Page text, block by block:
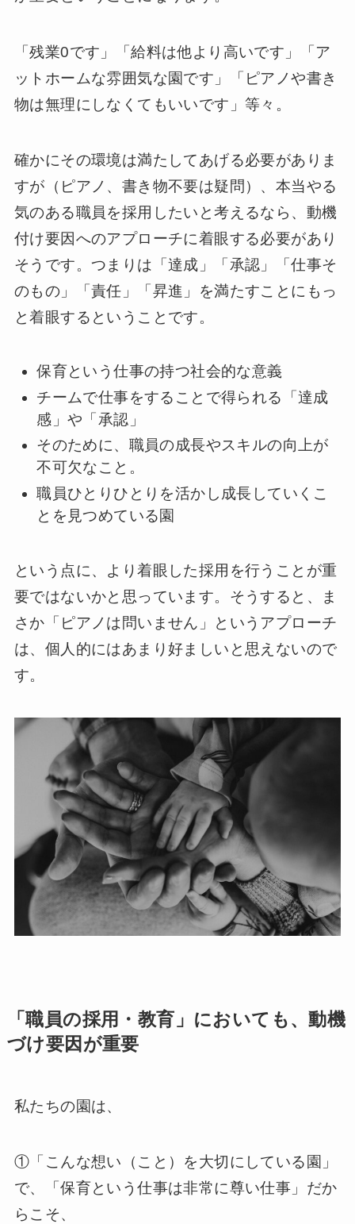
「残業0です」「給料は他より高いです」「ア
ットホームな雰囲気な園です」「ピアノや書き
物は無理にしなくてもいいです」等々。
確かにその環境は満たしてあげる必要がありま
すが（ピアノ、書き物不要は疑問）、本当やる
気のある職員を採用したいと考えるなら、動機
付け要因へのアプローチに着眼する必要があり
そうです。つまりは「達成」「承認」「仕事そ
のもの」「責任」「昇進」を満たすことにもっ
と着眼するということです。
保育という仕事の持つ社会的な意義
チームで仕事をすることで得られる「達成
感」や「承認」
そのために、職員の成長やスキルの向上が
不可欠なこと。
職員ひとりひとりを活かし成長していくこ
とを見つめている園
という点に、より着眼した採用を行うことが重
要ではないかと思っています。そうすると、ま
さか「ピアノは問いません」というアプローチ
は、個人的にはあまり好ましいと思えないので
す。
「職員の採用・教育」においても、動機
づけ要因が重要
私たちの園は、
①「こんな想い（こと）を大切にしている園」
で、「保育という仕事は非常に尊い仕事」だか
らこそ、